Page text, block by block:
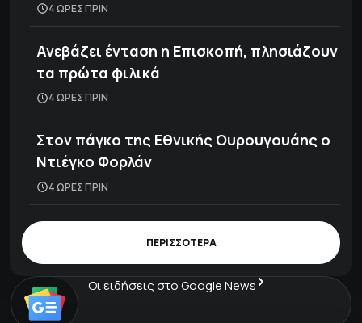
4 ΩΡΕΣ ΠΡΙΝ
Ανεβάζει ένταση η Επισκοπή, πλησιάζουν
τα πρώτα φιλικά
4 ΩΡΕΣ ΠΡΙΝ
Στον πάγκο της Εθνικής Ουρουγουάης ο
Ντιέγκο Φορλάν
4 ΩΡΕΣ ΠΡΙΝ
ΠΕΡΙΣΣΟΤΕΡΑ
Οι ειδήσεις στο Google News